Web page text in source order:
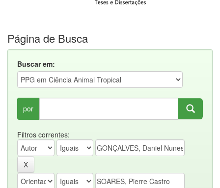
Página de Busca
Buscar em:
por
Filtros correntes: